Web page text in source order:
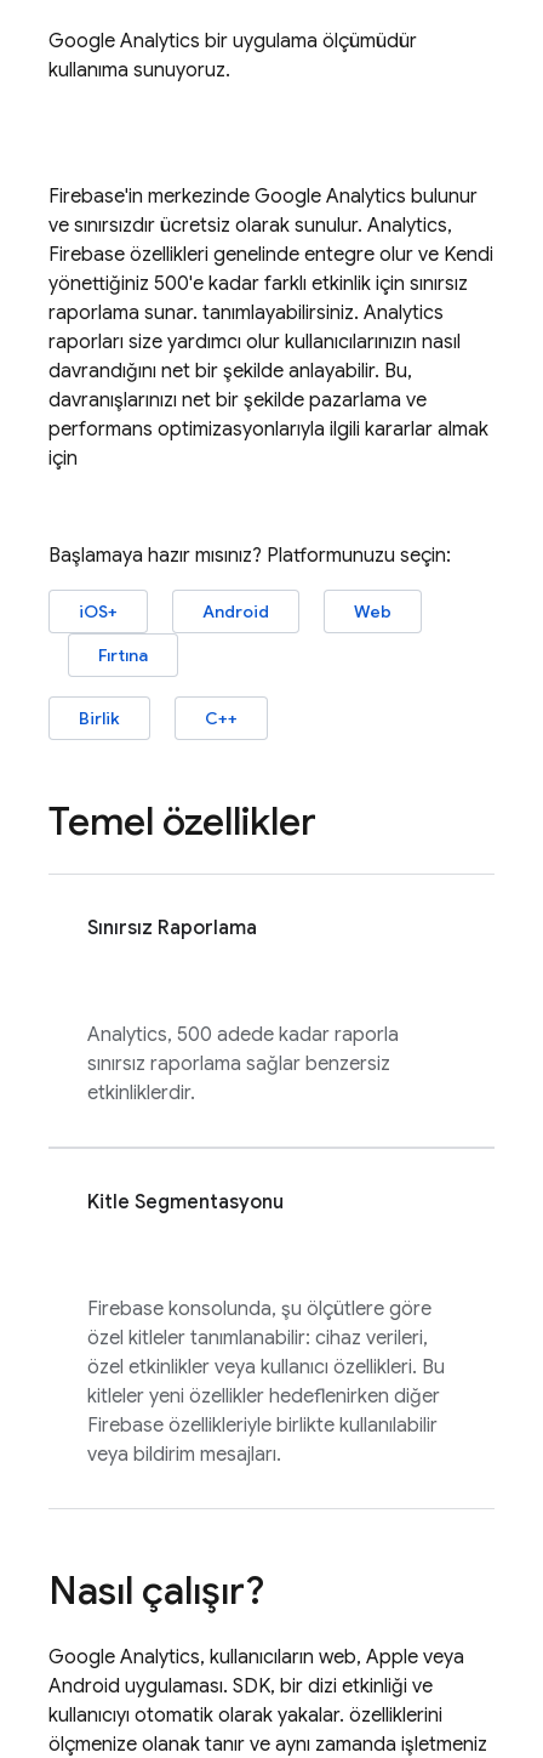
Google Analytics bir uygulama ölçümüdür
kullanıma sunuyoruz.
Firebase'in merkezinde Google Analytics bulunur
ve sınırsızdır ücretsiz olarak sunulur. Analytics,
Firebase özellikleri genelinde entegre olur ve Kendi
yönettiğiniz 500'e kadar farklı etkinlik için sınırsız
raporlama sunar. tanımlayabilirsiniz. Analytics
raporları size yardımcı olur kullanıcılarınızın nasıl
davrandığını net bir şekilde anlayabilir. Bu,
davranışlarınızı net bir şekilde pazarlama ve
performans optimizasyonlarıyla ilgili kararlar almak
için
Başlamaya hazır mısınız? Platformunuzu seçin:
iOS+ Android
Web
Fırtına
Birlik C++
Temel özellikler
Sınırsız Raporlama
Analytics, 500 adede kadar raporla
sınırsız raporlama sağlar benzersiz
etkinliklerdir.
Kitle Segmentasyonu
Firebase konsolunda, şu ölçütlere göre
özel kitleler tanımlanabilir: cihaz verileri,
özel etkinlikler veya kullanıcı özellikleri. Bu
kitleler yeni özellikler hedeflenirken diğer
Firebase özellikleriyle birlikte kullanılabilir
veya bildirim mesajları.
Nasıl çalışır?
Google Analytics, kullanıcıların web, Apple veya
Android uygulaması. SDK, bir dizi etkinliği ve
kullanıcıyı otomatik olarak yakalar. özelliklerini
ölçmenize olanak tanır ve aynı zamanda işletmeniz